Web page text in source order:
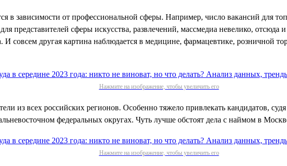
в зависимости от профессиональной сферы. Например, число вакансий для
представителей сферы искусства, развлечений, массмедиа невелико,
совсем другая картина наблюдается в медицине, фармацевтике, розничной
Нажмите на изображение, чтобы увеличить его
из всех российских регионов. Особенно тяжело привлекать кандидатов,
федеральных округах. Чуть лучше обстоят дела с наймом в
Нажмите на изображение, чтобы увеличить его